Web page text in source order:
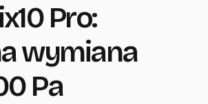
Pro:
wymiana
Pa